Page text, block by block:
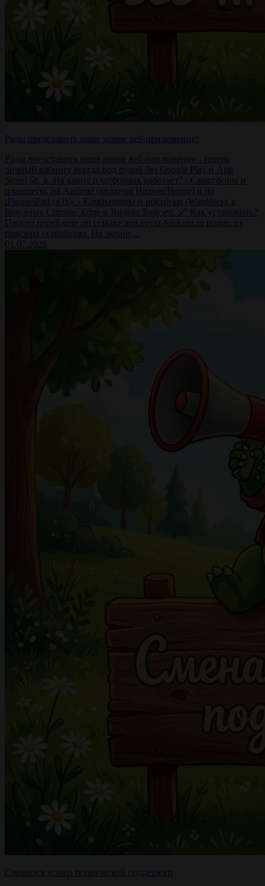
Рады представить наше новое веб-приложение!
Рады представить наше новое веб-приложение - теперь
личный кабинет всегда под рукой без Google Play и App
Store! 🚀 📱 На каких платформах работает? - Смартфоны и
планшеты: на Android (включая Huawei/Honor) и на
iPhone/iPad (iOS). - Компьютеры и ноутбуки (Windows): в
браузерах Chrome, Edge и Яндекс Браузер. 🔗 Как установить?
Просто перейдите по ссылке app.svyaz-telekom.ru прямо из
браузера устройства. На экране...
01.07.2026
Сменился номер технической поддержки